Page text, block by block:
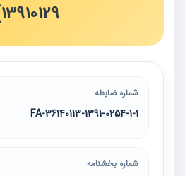
13910129)
شماره ضابطه
36140113-1391-0254-1-1-FA
شماره بخشنامه